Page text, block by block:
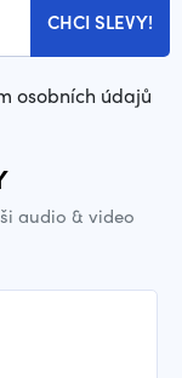
CHCI SLEVY!
osobních údajů
audio & video